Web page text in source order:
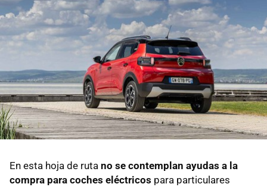
En esta hoja de ruta no se contemplan ayudas a la
compra para coches eléctricos para particulares